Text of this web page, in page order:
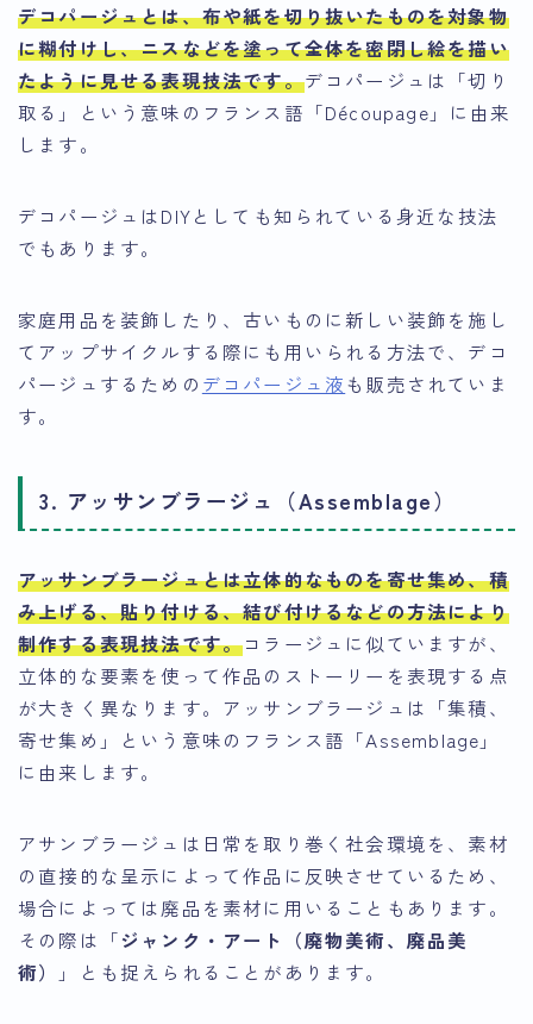
デコパージュとは、布や紙を切り抜いたものを対象物
に糊付けし、ニスなどを塗って全体を密閉し絵を描い
たように見せる表現技法です。デコパージュは「切り
取る」という意味のフランス語「Découpage」に由来
します。
デコパージュはDIYとしても知られている身近な技法
でもあります。
家庭用品を装飾したり、古いものに新しい装飾を施し
てアップサイクルする際にも用いられる方法で、デコ
パージュするための デコパージュ液も販売されていま
す。
3. アッサンブラージュ（Assemblage）
アッサンブラージュとは立体的なものを寄せ集め、積
み上げる、貼り付ける、結び付けるなどの方法により
制作する表現技法です。コラージュに似ていますが、
立体的な要素を使って作品のストーリーを表現する点
が大きく異なります。アッサンブラージュは「集積、
寄せ集め」という意味のフランス語「Assemblage」
に由来します。
アサンブラージュは日常を取り巻く社会環境を、素材
の直接的な呈示によって作品に反映させているため、
場合によっては廃品を素材に用いることもあります。
その際は「ジャンク・アート（廃物美術、廃品美
術）
」とも捉えられることがあります。